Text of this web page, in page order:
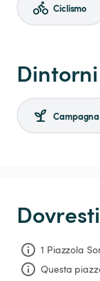
Ciclismo
Dintorni
Campagna
1 Piazzola
Questa